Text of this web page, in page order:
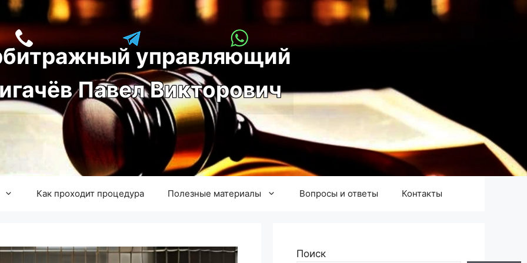
управляющий
игачёв Павел Викторович
Как проходит процедура Полезные материалы Вопросы и ответы Контакты
Поиск